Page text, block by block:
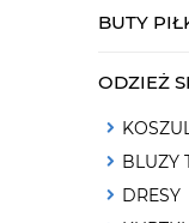
BUTY
ODZIEŻ
BLUZY
DRESY